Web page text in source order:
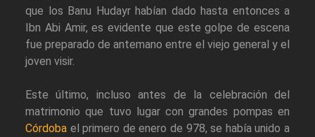
que los Banu Hudayr habían dado hasta entonces a
Ibn Abi Amir, es evidente que este golpe de escena
fue preparado de antemano entre el viejo general y el
joven visir.
Este último, incluso antes de la celebración del
matrimonio que tuvo lugar con grandes pompas en
Córdoba el primero de enero de 978, se había unido a